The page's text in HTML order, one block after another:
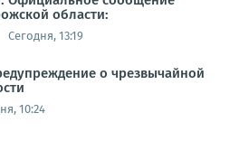
области:
Сегодня, 13:19
о чрезвычайной
10:24